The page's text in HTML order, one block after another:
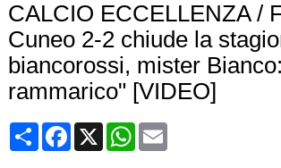
CALCIO ECCELLENZA /
Cuneo 2-2 chiude la
biancorossi, mister
rammarico" [VIDEO]
CondividiFacebook
X WhatsApp
Email